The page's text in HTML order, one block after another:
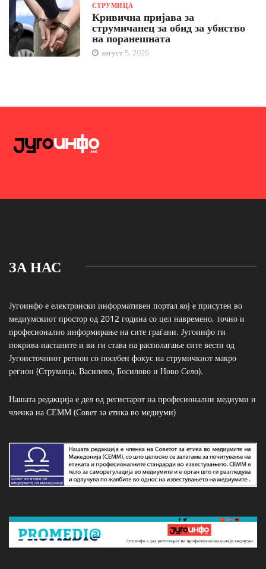
СТРУМИЦА
Кривична пријава за
струмичанец за обид за убиство
на поранешната
август 5, 2026
ЗА НАС
Југоинфо е електронски информативен портал кој е присутен во
медиумскиот простор од 2012 година со цел навремено, точно и
професионално информирање на сите граѓани. Југоинфо ги
покрива настаните и ви ги става на располагање сите вести од
Југоисточниот регион со посебен фокус на струмичкиот макро
регион (Струмица, Василево, Босилово и Ново Село).
Нашата редакција е дел од регистарот на професионални медиуми и
членка на СЕММ (Совет за етика во медиуми)